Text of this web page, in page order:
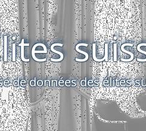
de données des élites